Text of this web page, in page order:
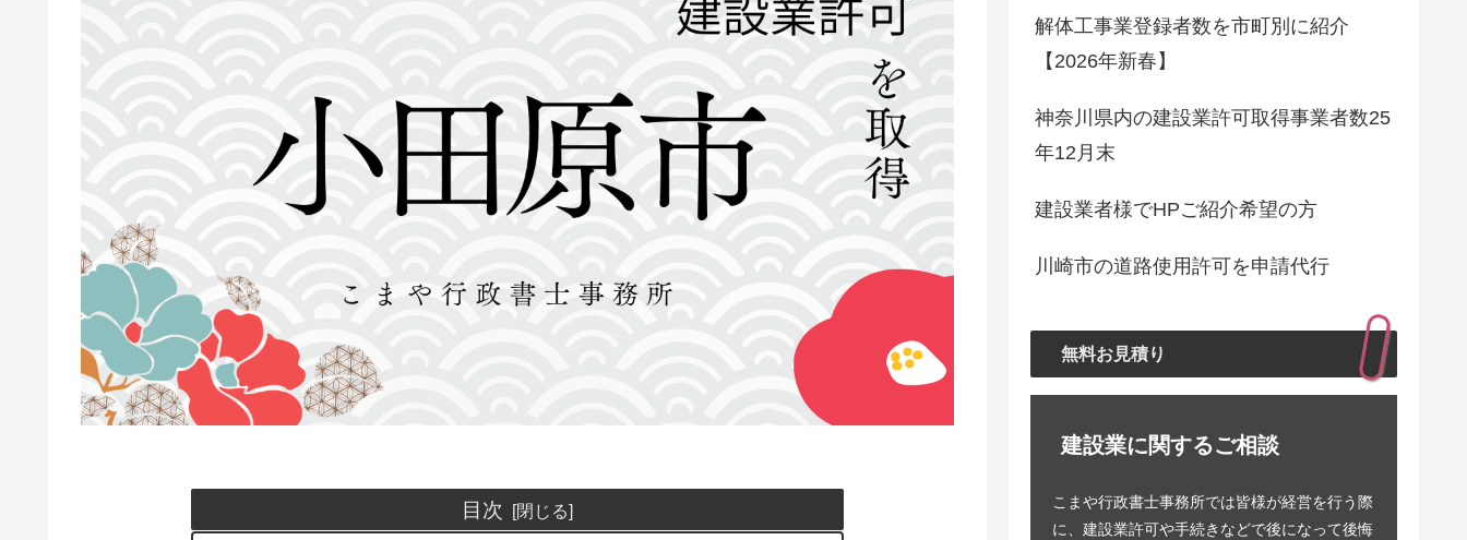
目次
解体工事業登録者数を市町別に紹介
【2026年新春】
神奈川県内の建設業許可取得事業者数25
年12月末
建設業者様でHPご紹介希望の方
川崎市の道路使用許可を申請代行
無料お見積り
建設業に関するご相談
こまや行政書士事務所では皆様が経営を行う際
に、建設業許可や手続きなどで後になって後悔